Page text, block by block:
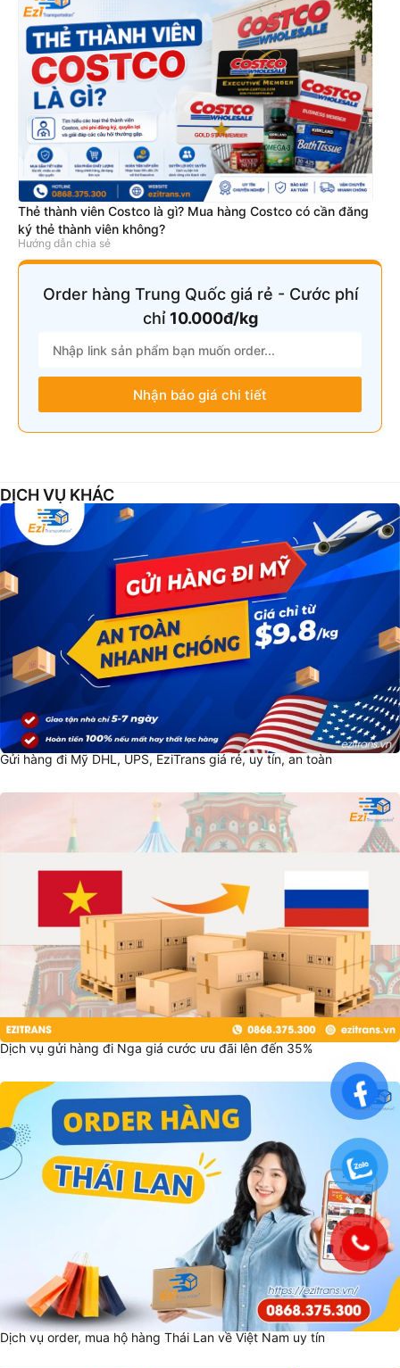
Thẻ thành viên Costco là gì? Mua hàng Costco có cần đăng
ký thẻ thành viên không?
Hướng dẫn chia sẻ
Order hàng Trung Quốc giá rẻ - Cước phí
chỉ 10.000đ/kg
Nhận báo giá chi tiết
DỊCH VỤ KHÁC
Gửi hàng đi Mỹ DHL, UPS, EziTrans giá rẻ, uy tín, an toàn
Dịch vụ gửi hàng đi Nga giá cước ưu đãi lên đến 35%
Dịch vụ order, mua hộ hàng Thái Lan về Việt Nam uy tín